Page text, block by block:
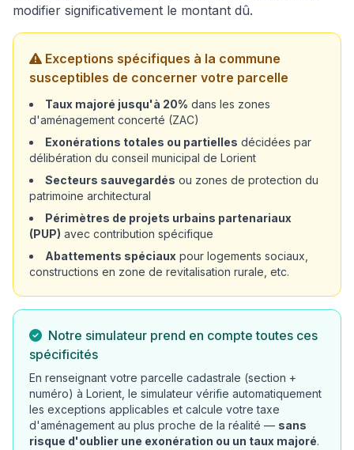
modifier significativement le montant dû.
Exceptions spécifiques à la commune
susceptibles de concerner votre parcelle
Taux majoré jusqu'à 20% dans les zones
d'aménagement concerté (ZAC)
Exonérations totales ou partielles décidées par
délibération du conseil municipal de Lorient
Secteurs sauvegardés ou zones de protection du
patrimoine architectural
Périmètres de projets urbains partenariaux
(PUP) avec contribution spécifique
Abattements spéciaux pour logements sociaux,
constructions en zone de revitalisation rurale, etc.
Notre simulateur prend en compte toutes ces
spécificités
En renseignant votre parcelle cadastrale (section +
numéro) à Lorient, le simulateur vérifie automatiquement
les exceptions applicables et calcule votre taxe
d'aménagement au plus proche de la réalité — sans
risque d'oublier une exonération ou un taux majoré.